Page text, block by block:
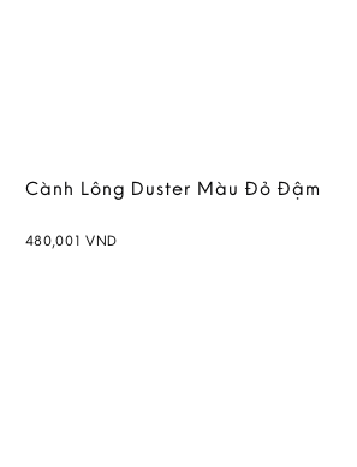
Cành Lông Duster Màu Đỏ Đậm
480,001VND